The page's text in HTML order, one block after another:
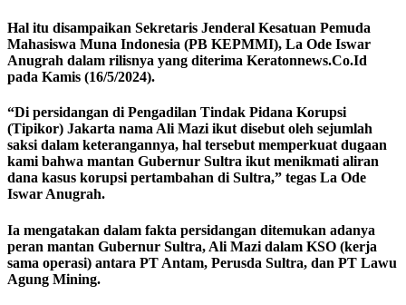
Hal itu disampaikan Sekretaris Jenderal Kesatuan Pemuda
Mahasiswa Muna Indonesia (PB KEPMMI), La Ode Iswar
Anugrah dalam rilisnya yang diterima Keratonnews.Co.Id
pada Kamis (16/5/2024).
“Di persidangan di Pengadilan Tindak Pidana Korupsi
(Tipikor) Jakarta nama Ali Mazi ikut disebut oleh sejumlah
saksi dalam keterangannya, hal tersebut memperkuat dugaan
kami bahwa mantan Gubernur Sultra ikut menikmati aliran
dana kasus korupsi pertambahan di Sultra,” tegas La Ode
Iswar Anugrah.
Ia mengatakan dalam fakta persidangan ditemukan adanya
peran mantan Gubernur Sultra, Ali Mazi dalam KSO (kerja
sama operasi) antara PT Antam, Perusda Sultra, dan PT Lawu
Agung Mining.